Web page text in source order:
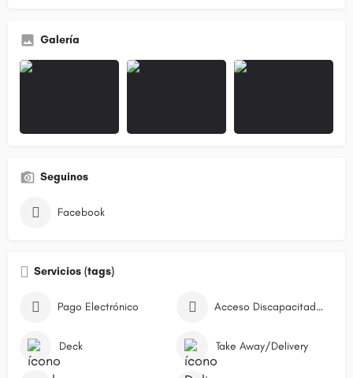
Galería
Seguinos
Facebook
Servicios (tags)
Pago Electrónico Acceso Discapacitados
Deck Take Away/Delivery